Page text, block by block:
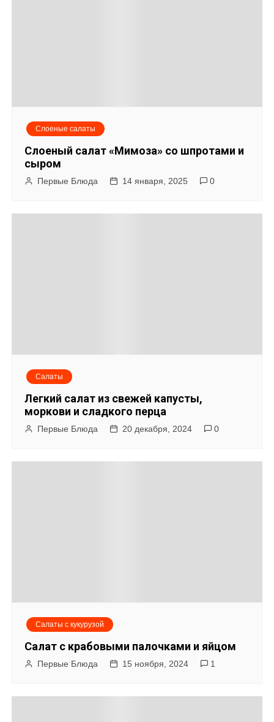
Слоеные салаты
Слоеный салат «Мимоза» со шпротами и
сыром
Первые Блюда 14 января, 2025 0
Салаты
Легкий салат из свежей капусты,
моркови и сладкого перца
Первые Блюда 20 декабря, 2024 0
Салаты с кукурузой
Салат с крабовыми палочками и яйцом
Первые Блюда 15 ноября, 2024 1